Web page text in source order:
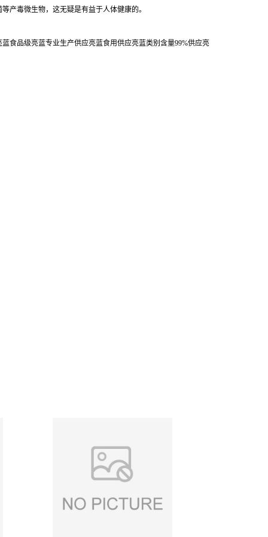
产毒微生物，这无疑是有益于人体健康的。
食品级亮蓝专业生产供应亮蓝食用供应亮蓝类别含量99%供应亮